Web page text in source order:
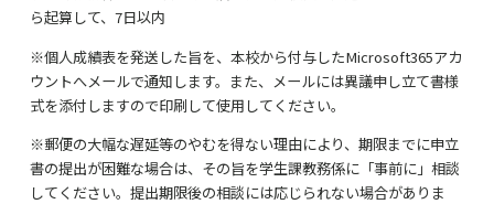
ら起算して、 7日以内
※個人成績表を発送した旨を、本校から付与したMicrosoft365アカ
ウントへメールで通知します。また、メールには異議申し立て書様
式を添付しますので印刷して使用してください。
※郵便の大幅な遅延等のやむを得ない理由により、期限までに申立
書の提出が困難な場合は、その旨を学生課教務係に「事前に」相談
してください。提出期限後の相談には応じられない場合がありま